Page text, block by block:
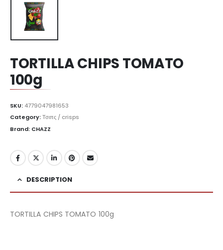
TORTILLA CHIPS TOMATO
100g
SKU: 4779047981653
Category:Τσιπς / crisps
Brand: CHAZZ
DESCRIPTION
TORTILLA CHIPS TOMATO 100g